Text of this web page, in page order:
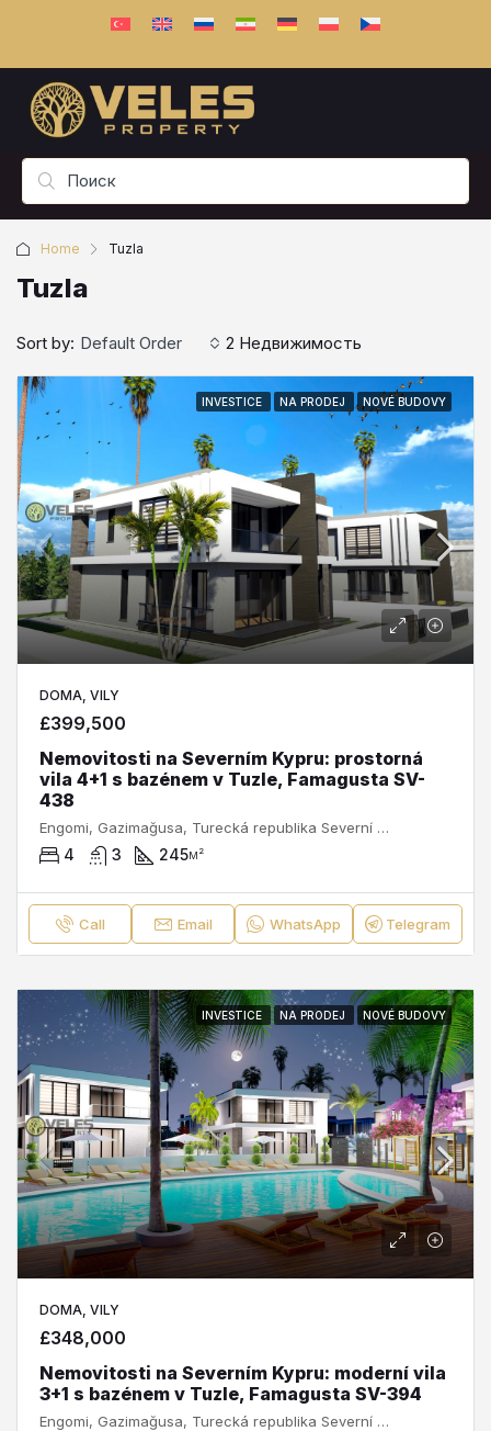
Home Tuzla
Tuzla
2 Недвижимость
Sort by: Default Order
INVESTICE NA PRODEJ NOVÉ BUDOVY
DOMA, VILY
£399,500
Nemovitosti na Severním Kypru: prostorná
vila 4+1 s bazénem v Tuzle, Famagusta SV-
438
Engomi, Gazimağusa, Turecká republika Severní Kypr, 2999, Kypr
4 3 245м²
Call Email WhatsApp Telegram
INVESTICE NA PRODEJ NOVÉ BUDOVY
DOMA, VILY
£348,000
Nemovitosti na Severním Kypru: moderní vila
3+1 s bazénem v Tuzle, Famagusta SV-394
Engomi, Gazimağusa, Turecká republika Severní Kypr, 2999, Kypr